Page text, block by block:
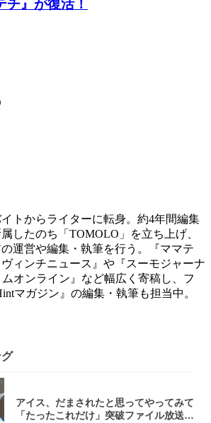
チ』が復活！
トからライターに転身。約4年間編集
したのち「TOMOLO」を立ち上げ、
運営や編集・執筆を行う。『ママテ
ィンチニュース』や『スーモジャーナ
オンライン』など幅広く寄稿し、フ
マガジン』の編集・執筆も担当中。
アイス、だまされたと思ってやってみて
「たったこれだけ」突破ファイル放送で